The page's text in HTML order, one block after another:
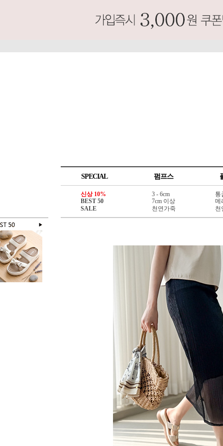
SPECIAL 펌프스
신상 10%
BEST 50
SALE
3 - 6cm
7cm 이상
천연가죽
통
메
천